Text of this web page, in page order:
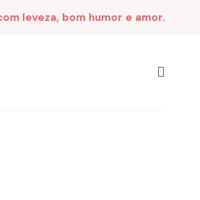
leveza, bom humor e amor.